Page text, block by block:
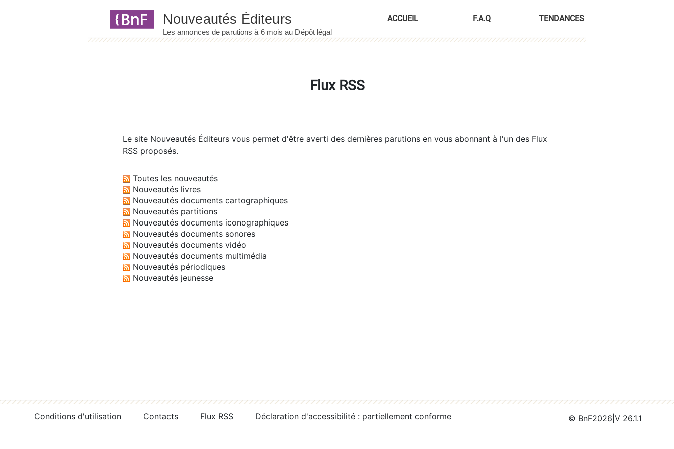
ACCUEIL F.A.Q TENDANCES
Flux RSS
Le site Nouveautés Éditeurs vous permet d'être averti des dernières parutions en vous abonnant à l'un des Flux
RSS proposés.
Toutes les nouveautés
Nouveautés livres
Nouveautés documents cartographiques
Nouveautés partitions
Nouveautés documents iconographiques
Nouveautés documents sonores
Nouveautés documents vidéo
Nouveautés documents multimédia
Nouveautés périodiques
Nouveautés jeunesse
Conditions d'utilisation Contacts Flux RSS Déclaration d'accessibilité : partiellement conforme © BnF2026 V 26.1.1